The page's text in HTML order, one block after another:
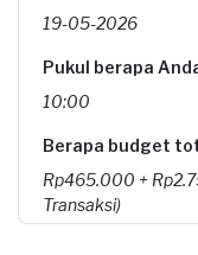
19-05-2026
Pukul berapa
10:00
Berapa budget
Rp465.000 +
Transaksi)